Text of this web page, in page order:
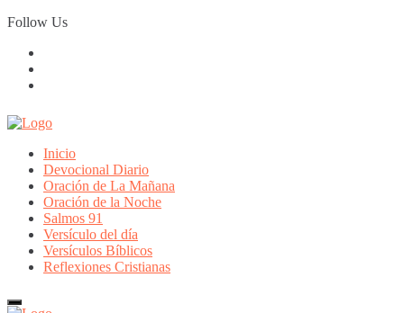
Skip
to
Follow Us
Inicio
Devocional Diario
Oración de La Mañana
Oración de la Noche
Salmos 91
Versículo del día
Versículos Bíblicos
Reflexiones Cristianas